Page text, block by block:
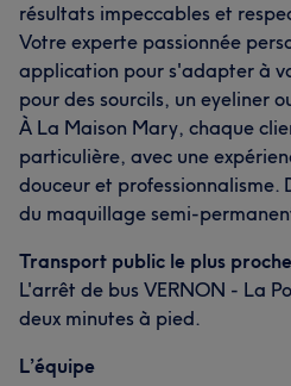
résultats impeccables et
Votre experte passionnée
application pour s'adapter à
pour des sourcils, un eyeliner
À La Maison Mary, chaque
particulière, avec une
douceur et professionnalisme.
du maquillage semi-
Transport public le plus proche
L'arrêt de bus VERNON - La
deux minutes à pied.
L’équipe